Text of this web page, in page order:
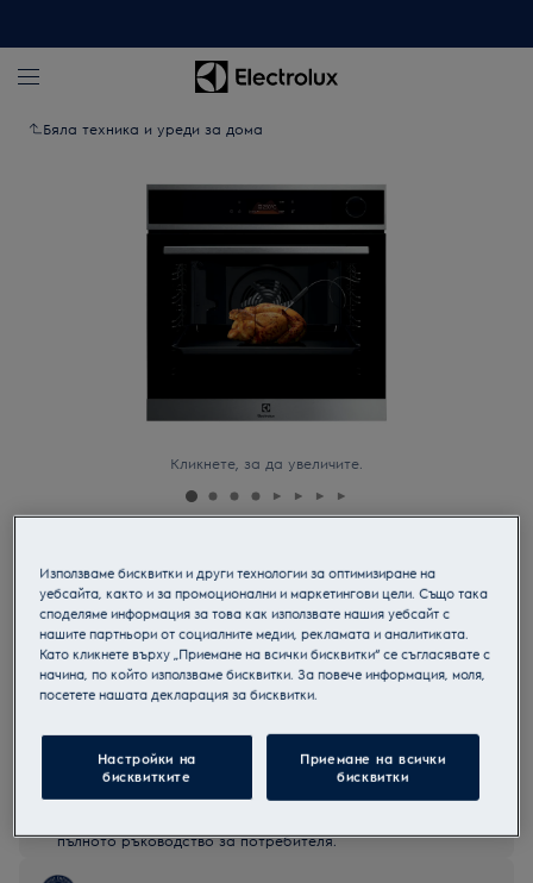
Бяла техника и уреди за дома
Кликнете, за да увеличите.
Мултифункционална фурна
Продуктов информационен лист
Инструкциите за безопасност и предупрежденията за
изброени в глава 1 и 2 на ръководството за потребителя.
пълното ръководство за потребителя.
Използваме бисквитки и други технологии за оптимизиране на
уебсайта, както и за промоционални и маркетингови цели. Също така
споделяме информация за това как използвате нашия уебсайт с
нашите партньори от социалните медии, рекламата и аналитиката.
Като кликнете върху „Приемане на всички бисквитки“ се съгласявате с
начина, по който използваме бисквитки. За повече информация, моля,
посетете нашата декларация за бисквитки.
Настройки на
бисквитките
Приемане на всички
бисквитки